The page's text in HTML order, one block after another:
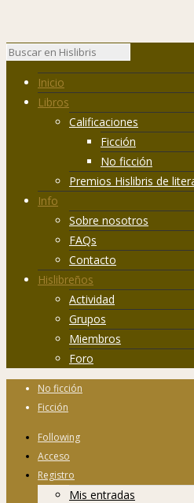
Inicio
Libros
Calificaciones
Ficción
No ficción
Premios Hislibris de
Info
Sobre nosotros
FAQs
Contacto
Hislibreños
Actividad
Grupos
Miembros
Foro
No ficción
Ficción
Following
Acceso
Registro
Mis entradas